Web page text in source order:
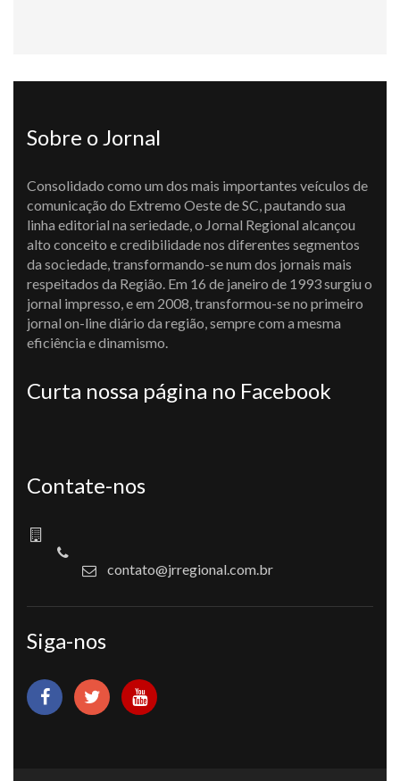
Sobre o Jornal
Consolidado como um dos mais importantes veículos de
comunicação do Extremo Oeste de SC, pautando sua
linha editorial na seriedade, o Jornal Regional alcançou
alto conceito e credibilidade nos diferentes segmentos
da sociedade, transformando-se num dos jornais mais
respeitados da Região. Em 16 de janeiro de 1993 surgiu o
jornal impresso, e em 2008, transformou-se no primeiro
jornal on-line diário da região, sempre com a mesma
eficiência e dinamismo.
Curta nossa página no Facebook
Contate-nos
contato@jrregional.com.br
Siga-nos